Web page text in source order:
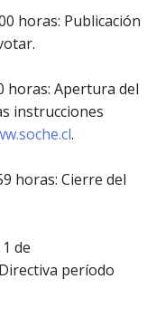
horas: Publicación
horas: Apertura del
instrucciones
.
horas: Cierre del
de
período